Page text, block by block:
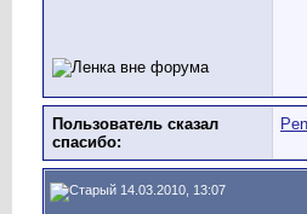
Пользователь сказал
cпасибо:
14.03.2010, 13:07